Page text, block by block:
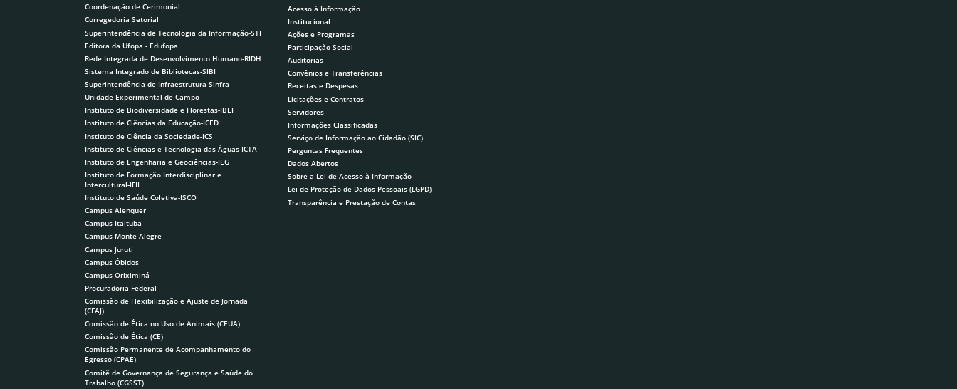
Coordenação de Cerimonial
Corregedoria Setorial
Superintendência de Tecnologia da Informação-STI
Editora da Ufopa - Edufopa
Rede Integrada de Desenvolvimento Humano-RIDH
Sistema Integrado de Bibliotecas-SIBI
Superintendência de Infraestrutura-Sinfra
Unidade Experimental de Campo
Instituto de Biodiversidade e Florestas-IBEF
Instituto de Ciências da Educação-ICED
Instituto de Ciência da Sociedade-ICS
Instituto de Ciências e Tecnologia das Águas-ICTA
Instituto de Engenharia e Geociências-IEG
Instituto de Formação Interdisciplinar e
Intercultural-IFII
Instituto de Saúde Coletiva-ISCO
Campus Alenquer
Campus Itaituba
Campus Monte Alegre
Campus Juruti
Campus Óbidos
Campus Oriximiná
Procuradoria Federal
Comissão de Flexibilização e Ajuste de Jornada
(CFAJ)
Comissão de Ética no Uso de Animais (CEUA)
Comissão de Ética (CE)
Comissão Permanente de Acompanhamento do
Egresso (CPAE)
Comitê de Governança de Segurança e Saúde do
Trabalho (CGSST)
Acesso à Informação
Institucional
Ações e Programas
Participação Social
Auditorias
Convênios e Transferências
Receitas e Despesas
Licitações e Contratos
Servidores
Informações Classificadas
Serviço de Informação ao Cidadão (SIC)
Perguntas Frequentes
Dados Abertos
Sobre a Lei de Acesso à Informação
Lei de Proteção de Dados Pessoais (LGPD)
Transparência e Prestação de Contas